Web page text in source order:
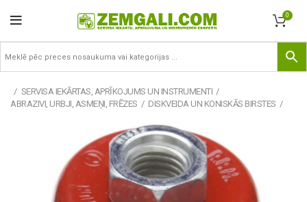
0
SERVISA IEKĀRTAS, APRĪKOJUMS UN INSTRUMENTI
ABRAZIVI, URBJI, ASMEŅI, FRĒZES
DISKVEIDA UN KONISKĀS BIRSTES